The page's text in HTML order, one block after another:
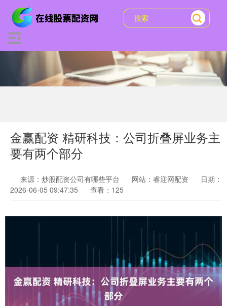
金赢配资 精研科技：公司折叠屏业务主
要有两个部分
来源：炒股配资公司有哪些平台 网站：睿迎网配资
日期：
2026-06-05 09:47:35
查看：125